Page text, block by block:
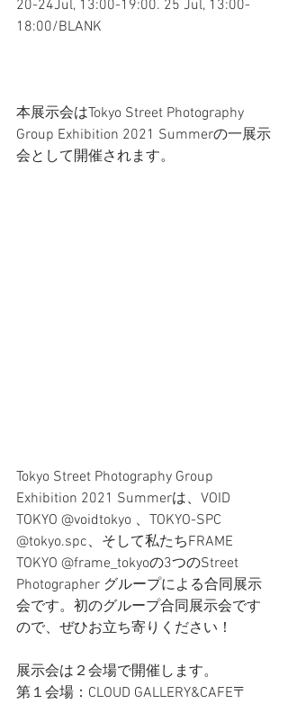
20-24Jul, 13:00-19:00. 25 Jul, 13:00-
18:00/BLANK
本展示会はTokyo Street Photography
Group Exhibition 2021 Summerの一展示
会として開催されます。
Tokyo Street Photography Group
Exhibition 2021 Summerは、VOID
TOKYO @voidtokyo 、TOKYO-SPC
@tokyo.spc、そして私たちFRAME
TOKYO @frame_tokyoの3つのStreet
Photographer グループによる合同展示
会です。初のグループ合同展示会です
ので、ぜひお立ち寄りください！
展示会は２会場で開催します。
第１会場：CLOUD GALLERY&CAFE〒